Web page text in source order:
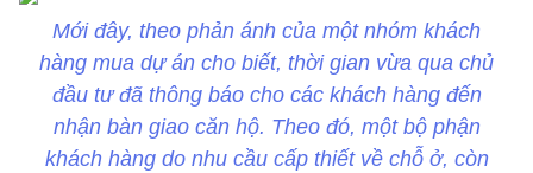
Mới đây, theo phản ánh của một nhóm khách
hàng mua dự án cho biết, thời gian vừa qua chủ
đầu tư đã thông báo cho các khách hàng đến
nhận bàn giao căn hộ. Theo đó, một bộ phận
khách hàng do nhu cầu cấp thiết về chỗ ở, còn